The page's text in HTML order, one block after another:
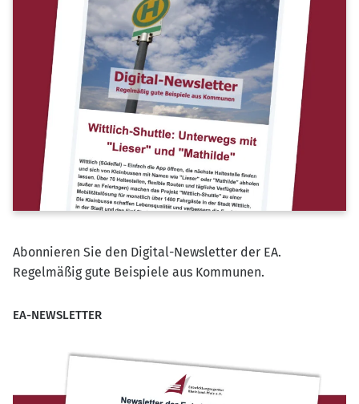
Abonnieren Sie den Digital-Newsletter der EA.
Regelmäßig gute Beispiele aus Kommunen.
EA-NEWSLETTER